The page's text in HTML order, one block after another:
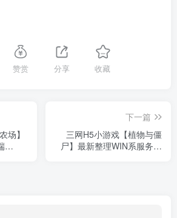
赞赏 分享 收藏
场】
下一篇
三网H5小游戏【植物与僵
尸】最新整理WIN系服务端